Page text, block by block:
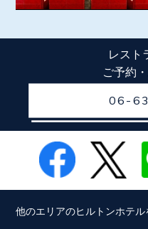
レスト
ご予約
06-
他のエリアのヒルトンホテル